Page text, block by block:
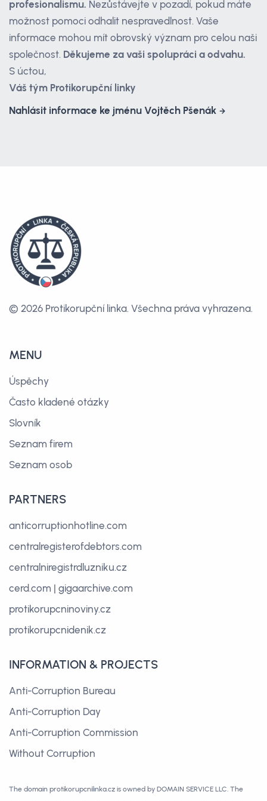
profesionalismu. Nezůstávejte v pozadí, pokud máte
možnost pomoci odhalit nespravedlnost. Vaše
informace mohou mít obrovský význam pro celou naši
společnost. Děkujeme za vaši spolupráci a odvahu.
S úctou,
Váš tým Protikorupční linky
Nahlásit informace ke jménu Vojtěch Pšenák
© 2026 Protikorupční linka. Všechna práva vyhrazena.
MENU
Úspěchy
Často kladené otázky
Slovník
Seznam firem
Seznam osob
PARTNERS
anticorruptionhotline.com
centralregisterofdebtors.com
centralniregistrdluzniku.cz
cerd.com | gigaarchive.com
protikorupcninoviny.cz
protikorupcnidenik.cz
INFORMATION & PROJECTS
Anti-Corruption Bureau
Anti-Corruption Day
Anti-Corruption Commission
Without Corruption
The domain protikorupcnilinka.cz is owned by DOMAIN SERVICE LLC. The